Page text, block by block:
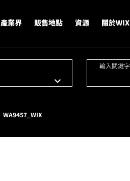
產業界 販售地點 資源 關於WIX
輸入關鍵字
WA9457_WIX